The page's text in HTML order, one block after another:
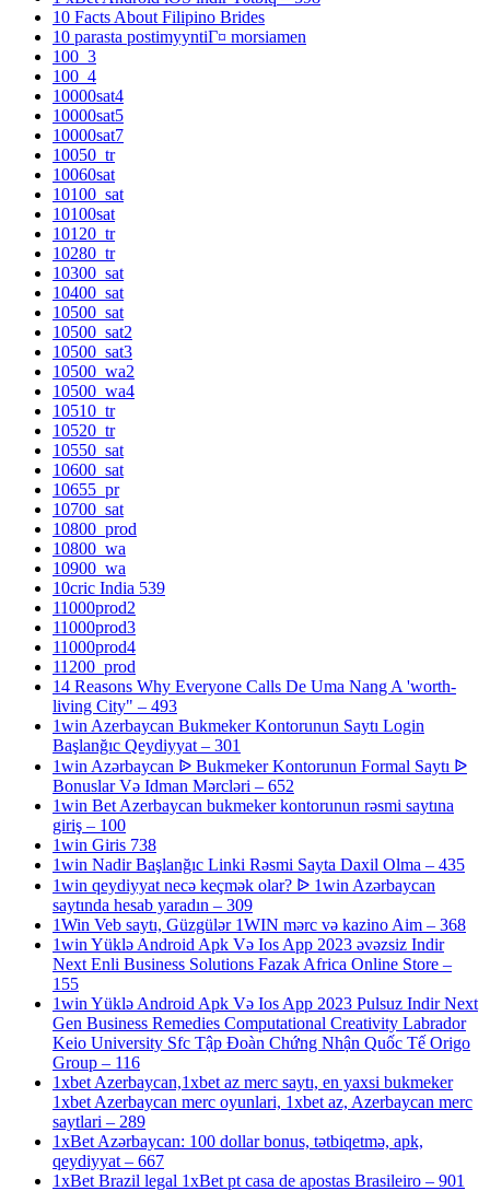
10 Facts About Filipino Brides
10 parasta postimyyntiГ¤ morsiamen
100_3
100_4
10000sat4
10000sat5
10000sat7
10050_tr
10060sat
10100_sat
10100sat
10120_tr
10280_tr
10300_sat
10400_sat
10500_sat
10500_sat2
10500_sat3
10500_wa2
10500_wa4
10510_tr
10520_tr
10550_sat
10600_sat
10655_pr
10700_sat
10800_prod
10800_wa
10900_wa
10cric India 539
11000prod2
11000prod3
11000prod4
11200_prod
14 Reasons Why Everyone Calls De Uma Nang A 'worth-
living City" – 493
1win Azerbaycan Bukmeker Kontorunun Saytı Login
Başlanğıc Qeydiyyat – 301
1win Azərbaycan ᐉ Bukmeker Kontorunun Formal Saytı ᐉ
Bonuslar Və Idman Mərcləri – 652
1win Bet Azerbaycan bukmeker kontorunun rəsmi saytına
giriş – 100
1win Giris 738
1win Nadir Başlanğıc Linki Rəsmi Sayta Daxil Olma – 435
1win qeydiyyat necə keçmək olar? ᐉ 1win Azərbaycan
saytında hesab yaradın – 309
1Win Veb saytı, Güzgülər 1WIN mərc və kazino Aim – 368
1win Yüklə Android Apk Və Ios App 2023 əvəzsiz Indir
Next Enli Business Solutions Fazak Africa Online Store –
155
1win Yüklə Android Apk Və Ios App 2023 Pulsuz Indir Next
Gen Business Remedies Computational Creativity Labrador
Keio University Sfc Tập Đoàn Chứng Nhận Quốc Tế Origo
Group – 116
1xbet Azerbaycan,1xbet az merc saytı, en yaxsi bukmeker
1xbet Azerbaycan merc oyunlari, 1xbet az, Azerbaycan merc
saytlari – 289
1xBet Azərbaycan: 100 dollar bonus, tətbiqetmə, apk,
qeydiyyat – 667
1xBet Brazil legal 1xBet pt casa de apostas Brasileiro – 901